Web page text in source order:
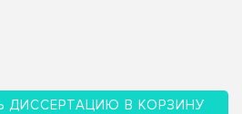
ДИССЕРТАЦИЮ В КОРЗИНУ